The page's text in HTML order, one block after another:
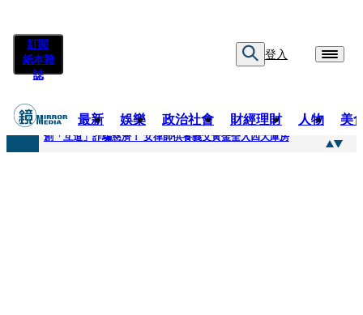
訂閱
紙本雜
誌
登入
最新 娛樂 政治社會 財經理財 人物 美
快訊
創「互道」詐騙慈濟！ 女律師供養義父黃金全入四大庫房